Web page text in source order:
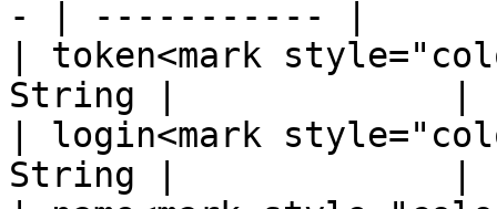
- | ----------- |
| token<mark
String |             |
| login<mark
String |             |